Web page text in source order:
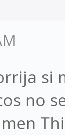
si
no